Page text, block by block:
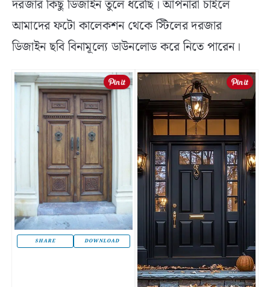
দরজার কিছু ডিজাইন তুলে ধরেছি। আপনারা চাইলে
আমাদের ফটো কালেকশন থেকে স্টিলের দরজার
ডিজাইন ছবি বিনামূল্যে ডাউনলোড করে নিতে পারেন।
SHARE DOWNLOAD